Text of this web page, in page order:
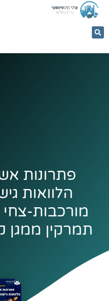
053-
5366884
פתרונות
הלוואות
מורכבות-
תמרקין ממגן